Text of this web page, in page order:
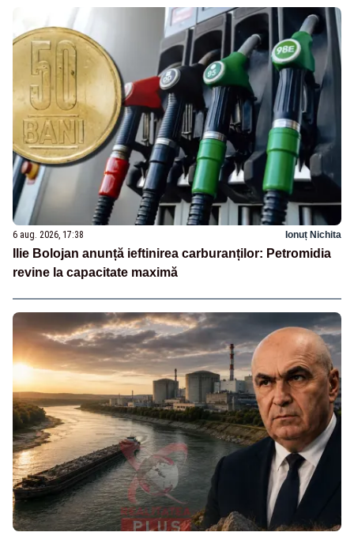
6 aug. 2026, 17:38 Ionuț Nichita
Ilie Bolojan anunță ieftinirea carburanților: Petromidia
revine la capacitate maximă